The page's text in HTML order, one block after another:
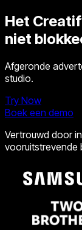
Het
niet
Afgeronde
studio.
Try Now
Boek een demo
Vertrouwd door
vooruitstrevende